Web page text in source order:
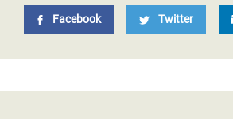
Facebook Twitter